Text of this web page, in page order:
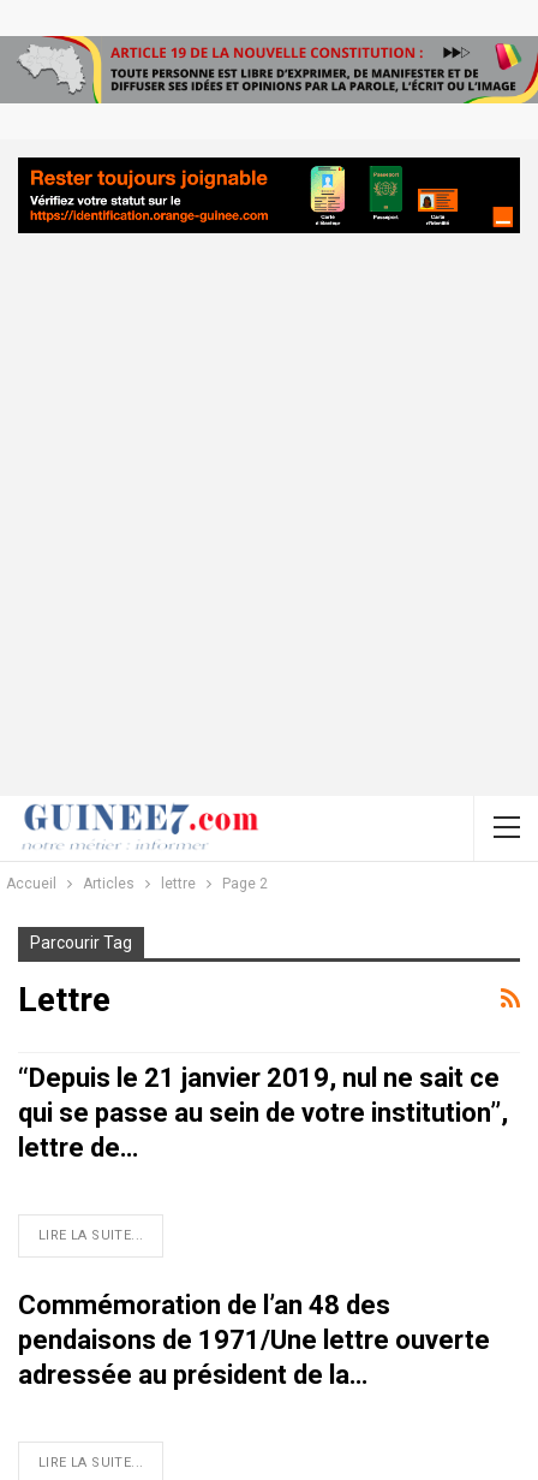
Accueil Articles lettre Page 2
Parcourir Tag
Lettre
‘‘Depuis le 21 janvier 2019, nul ne sait ce
qui se passe au sein de votre institution’’,
lettre de…
LIRE LA SUITE...
Commémoration de l’an 48 des
pendaisons de 1971/Une lettre ouverte
adressée au président de la…
LIRE LA SUITE...